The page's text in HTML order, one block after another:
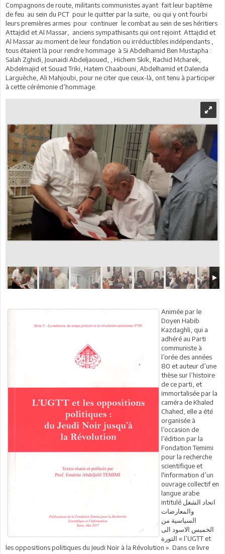
Compagnons de route, militants communistes ayant fait leur baptême
de feu au sein du PCT pour le quitter par la suite, ou qui y ont fourbi
leurs premières armes pour continuer le combat au sein de ses héritiers
Attajdid et Al Massar, anciens sympathisants qui ont rejoint Attajdid et
Al Massar au moment de leur fondation ou irréductibles indépendants ,
tous étaient là pour rendre hommage à Si Abdelhamid Ben Mustapha :
Salah Zghidi, Jounaidi Abdeljaoued, , Hichem Skik, Rachid Mcharek,
Abdelmajid et Souad Triki, Hatem Chaabouni, Abdelhamid et Dalenda
Larguèche, Ali Mahjoubi, pour ne citer que ceux-là, ont tenu à participer
à cette cérémonie d’hommage.
Animée par le
Doyen Habib
Kazdaghli, qui a
adhéré au Parti
communiste à
l’orée des années
80 et auteur d’une
thèse sur l’histoire
de ce parti, et
immortalisée par la
caméra de Khaled
Chahed, elle a été
organisée à
l’occasion de
l’édition par la
Fondation Temimi
pour la recherche
scientifique et
l'information d’un
ouvrage collectif en
langue arabe
intitulé اتحاد الشغل
والمعارضات
السياسية من
الخميس الاسود الى
الثورة « l’UGTT et
les oppositions politiques du Jeudi Noir à la Révolution ». Dans ce livre